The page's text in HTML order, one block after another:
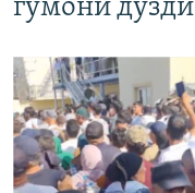
гумони дуздӣ